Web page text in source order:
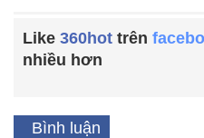
Like 360hot trên
nhiều hơn
Bình luận